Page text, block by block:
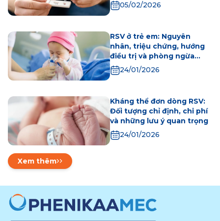
05/02/2026
RSV ở trẻ em: Nguyên
nhân, triệu chứng, hướng
điều trị và phòng ngừa
hiệu quả
24/01/2026
Kháng thể đơn dòng RSV:
Đối tượng chỉ định, chi phí
và những lưu ý quan trọng
24/01/2026
Xem thêm